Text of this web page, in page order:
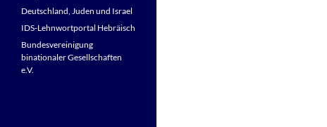
Deutschland, Juden und Israel
IDS-Lehnwortportal Hebräisch
Bundesvereinigung
binationaler Gesellschaften
e.V.